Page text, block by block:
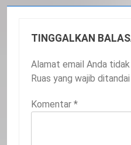
TINGGALKAN
Alamat email Anda tidak
Ruas yang wajib ditandai
Komentar *